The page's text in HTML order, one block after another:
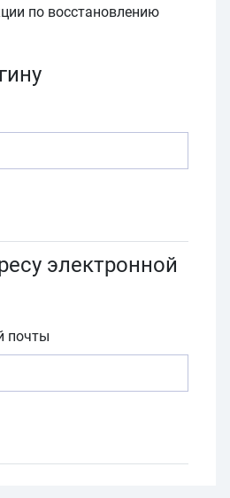
по восстановлению
электронной
почты